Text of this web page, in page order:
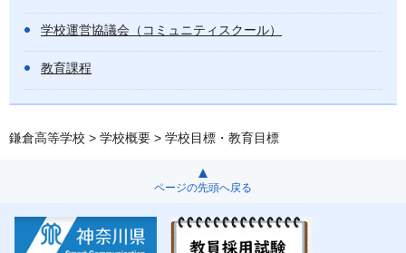
学校運営協議会（コミュニティスクール）
教育課程
鎌倉高等学校 > 学校概要 > 学校目標・教育目標
ページの先頭へ戻る